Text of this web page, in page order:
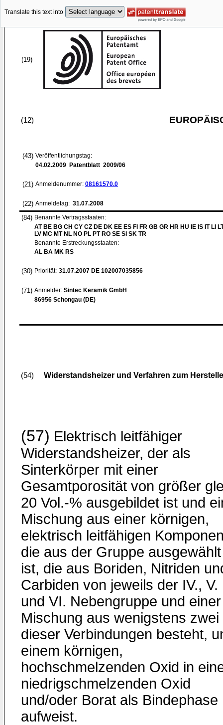
Translate this text into
(19)
(12)
(43) Veröffentlichungstag:
04.02.2009 Patentblatt 2009/06
(21) Anmeldenummer: 08161570.0
(22) Anmeldetag: 31.07.2008
(84) Benannte Vertragsstaaten:
AT BE BG CH CY CZ DE DK EE ES FI FR GB GR HR HU IE IS IT LI
LV MC MT NL NO PL PT RO SE SI SK TR
Benannte Erstreckungsstaaten:
AL BA MK RS
(30) Priorität: 31.07.2007 DE 102007035856
(71) Anmelder: Sintec Keramik GmbH
86956 Schongau (DE)
(54) Widerstandsheizer und Verfahren zum
(57) Elektrisch leitfähiger
Widerstandsheizer, der als
Sinterkörper mit einer
Gesamtporosität von größer
20 Vol.-% ausgebildet ist und
Mischung aus einer körnigen,
elektrisch leitfähigen
die aus der Gruppe ausgewählt
ist, die aus Boriden, Nitriden
Carbiden von jeweils der IV., V.
und VI. Nebengruppe und einer
Mischung aus wenigstens zwei
dieser Verbindungen besteht,
einem körnigen,
hochschmelzenden Oxid in
niedrigschmelzenden Oxid
und/oder Borat als Bindephase
aufweist.